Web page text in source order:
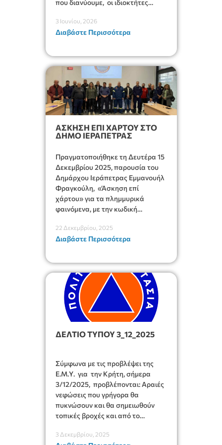
που διανύουμε, οι ιδιοκτήτες
οφείλουν υποχρεωτικά έως τη 15η
Ιουνίου να έχουν: Προβεί στον
εκτάσεων τους και Υποβάλλει την
δήλωση καθαρισμού στην
ηλεκτρονική πλατφόρμα του
Υπουργείου Κλιματικής Κρίσης και
Πολιτικής Προστασίας στον
σύνδεσμο
https://akatharista.apps.gov.gr.
3 Ιουνίου, 2026
Διαβάστε Περισσότερα
ΑΣΚΗΣΗ ΕΠΙ ΧΑΡΤΟΥ ΣΤΟ
ΔΗΜΟ ΙΕΡΑΠΕΤΡΑΣ
Πραγματοποιήθηκε τη Δευτέρα 15
Δεκεμβρίου 2025, παρουσία του
Δημάρχου Ιεράπετρας Εμμανουήλ
Φραγκούλη, «Άσκηση επί
χάρτου» για τα πλημμυρικά
φαινόμενα, με την κωδική
διοργάνωση, παρουσίαση και το
συντονισμό είχε το Τμήμα
Ιεράπετρας.
22 Δεκεμβρίου, 2025
Διαβάστε Περισσότερα
ΔΕΛΤΙΟ ΤΥΠΟΥ 3_12_2025
Σύμφωνα με τις προβλέψει της
Ε.Μ.Υ. για την Κρήτη, σήμερα
3/12/2025, προβλέπονται: Αραιές
νεφώσεις που γρήγορα θα
πυκνώσουν και θα σημειωθούν
τοπικές βροχές και από το
Τα φαινόμενα πιθανόν να είναι
3 Δεκεμβρίου, 2025